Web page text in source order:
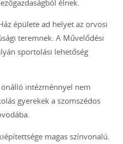
élnek.
épülete ad helyet az orvosi
teremnek. A Művelődési
sportolási lehetőség
intézménnyel nem
gyerekek a szomszédos
magas színvonalú.